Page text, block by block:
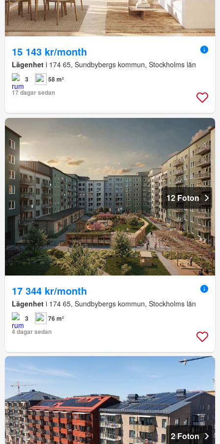
15 143 kr/month
Lägenhet i 174 65, Sundbybergs kommun, Stockholms län
3
58 m²
17 dagar sedan
12 Foton
17 344 kr/month
Lägenhet i 174 65, Sundbybergs kommun, Stockholms län
3
76 m²
4 dagar sedan
2 Foton